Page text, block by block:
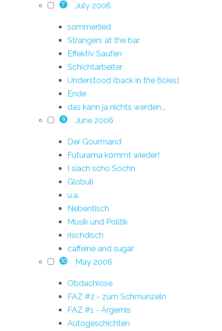
7 July 2006
sommerlied
Strangers at the bar
Effektiv Saufen
Schichtarbeiter
Understood (back in the 60ies)
Ende
das kann ja nichts werden...
9 June 2006
Der Gourmand
Futurama kommt wieder!
I siach scho Sochn
Globuli
u.a.
Nebentisch
Musik und Politik
rischdisch
caffeine and sugar
10 May 2006
Obdachlose
FAZ #2 - zum Schmunzeln
FAZ #1 - Ärgernis
Autogeschichten